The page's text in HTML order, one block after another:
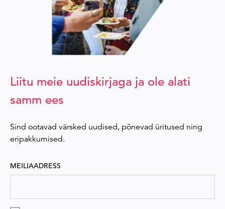
Liitu meie uudiskirjaga ja ole alati
samm ees
Sind ootavad värsked uudised, põnevad üritused ning
eripakkumised.
MEILIAADRESS